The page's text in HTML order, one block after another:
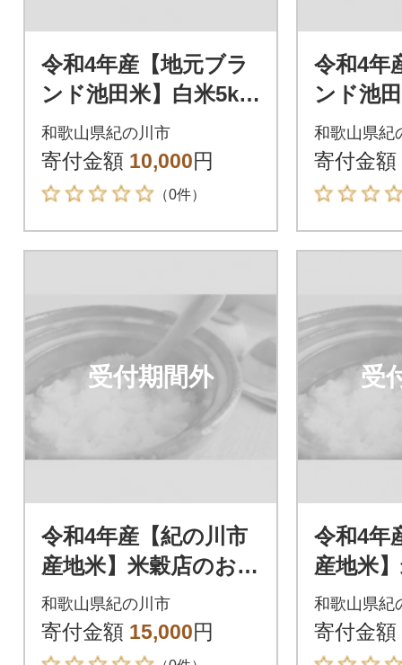
令和4年産【地元ブラ
ンド池田米】白米5kg
(5kg×1袋入)紀の川市
産きぬむすめ
和歌山県紀の川市
寄付金額 10,000円
（0件）
令和4年
ンド池
(5kg×1
産ひの
和歌山県紀
寄付金額
受付期間外
令和4年産【紀の川市
産地米】米穀店のおす
すめ 白米10kg(5kg×2
袋入)品種指定なし
和歌山県紀の川市
寄付金額 15,000円
受
令和4年
産地米
すめ 白
袋入)品
和歌山県紀
寄付金額